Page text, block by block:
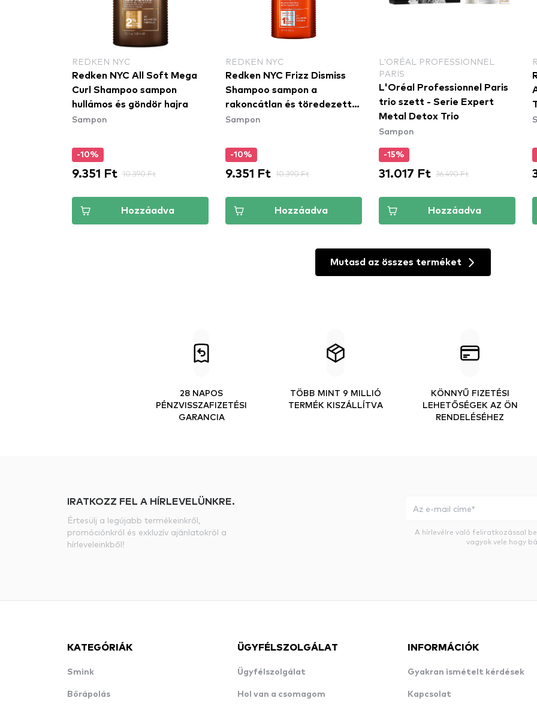
REDKEN NYC
Redken NYC All Soft Mega
Curl Shampoo sampon
hullámos és göndör hajra
Sampon
-10%
9.351 Ft 10.390 Ft
Hozzáadva
REDKEN NYC
Redken NYC Frizz Dismiss
Shampoo sampon a
rakoncátlan és töredezett
hajra
Sampon
-10%
9.351 Ft 10.390 Ft
Hozzáadva
L'ORÉAL PROFESSIONNEL
PARIS
L'Oréal Professionnel Paris
trio szett - Serie Expert
Metal Detox Trio
Sampon
-15%
31.017 Ft 36.490 Ft
Hozzáadva
Mutasd az összes terméket
28 NAPOS
PÉNZVISSZAFIZETÉSI
GARANCIA
TÖBB MINT 9 MILLIÓ
TERMÉK KISZÁLLÍTVA
KÖNNYŰ FIZETÉSI
LEHETŐSÉGEK AZ ÖN
RENDELÉSÉHEZ
IRATKOZZ FEL A HÍRLEVELÜNKRE.
Értesülj a legújabb termékeinkről,
promóciónkról és exkluzív ajánlatokról a
hírleveleinkből!
A hírlevélre való feliratkozással
vagyok vele hogy
KATEGÓRIÁK
Smink
Bőrápolás
ÜGYFÉLSZOLGÁLAT
Ügyfélszolgálat
Hol van a csomagom
INFORMÁCIÓK
Gyakran ismételt kérdések
Kapcsolat